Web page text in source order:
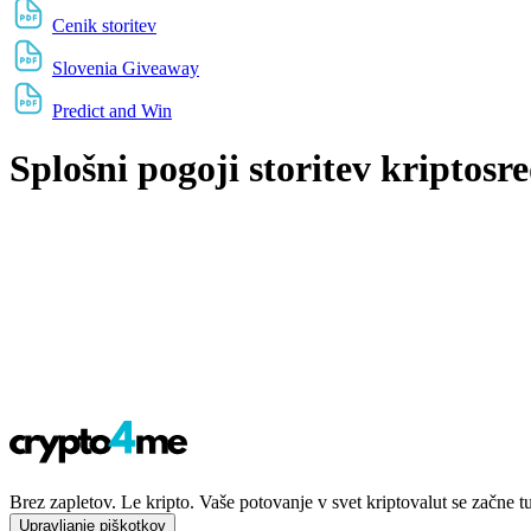
Cenik storitev
Slovenia Giveaway
Predict and Win
Splošni pogoji storitev
Brez zapletov. Le kripto. Vaše potovanje v svet kriptovalut se začne
Upravljanje piškotkov